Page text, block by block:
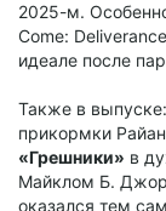
2025-м.
Come:
идеале после
Также в
прикормки
«Грешники» в
Майклом Б.
оказался тем